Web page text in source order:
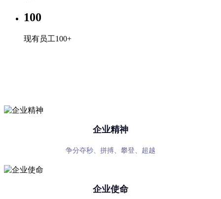
100
现有员工100+
企业精神
争分夺秒、拼搏、攀登、超越
企业使命